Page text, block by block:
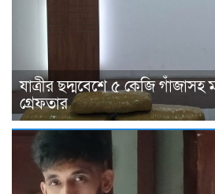
যাত্রীর ছদ্মবেশে ৫ কেজি গাঁজাসহ
গ্রেফতার